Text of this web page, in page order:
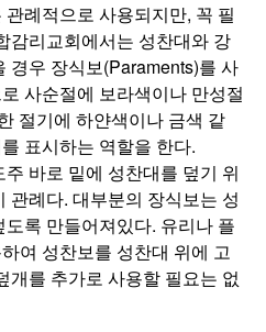
례적으로 사용되지만, 꼭 필
감리교회에서는 성찬대와 강
경우 장식보(Paraments)를 사
사순절에 보라색이나 만성절
절기에 하얀색이나 금색 같
표시하는 역할을 한다.
바로 밑에 성찬대를 덮기 위
관례다. 대부분의 장식보는 성
록 만들어져있다. 유리나 플
여 성찬보를 성찬대 위에 고
개를 추가로 사용할 필요는 없